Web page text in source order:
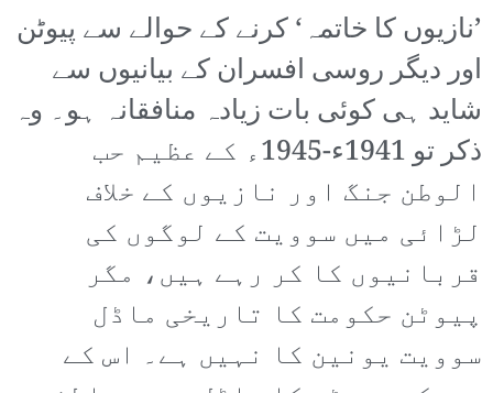
’نازیوں کا خاتمہ‘ کرنے کے حوالے سے پیوٹن
اور دیگر روسی افسران کے بیانیوں سے
شاید ہی کوئی بات زیادہ منافقانہ ہو۔ وہ
ذکر تو 1941ء-1945ء کے عظیم حب
الوطن جنگ اور نازیوں کے خلاف
لڑائی میں سوویت کے لوگوں کی
قربانیوں کا کر رہے ہیں، مگر
پیوٹن حکومت کا تاریخی ماڈل
سوویت یونین کا نہیں ہے۔ اس کے